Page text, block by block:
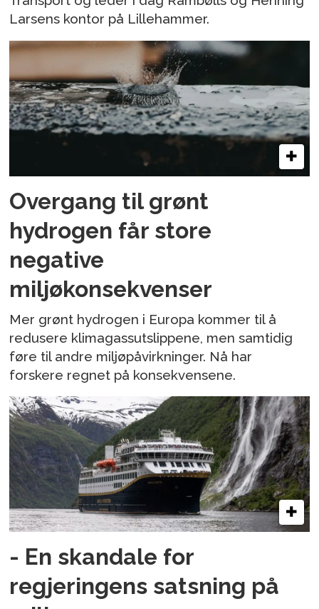
Larsens kontor på Lillehammer.
Overgang til grønt
hydrogen får store
negative
miljøkonsekvenser
Mer grønt hydrogen i Europa kommer til å
redusere klimagassutslippene, men samtidig
føre til andre miljøpåvirkninger. Nå har
forskere regnet på konsekvensene.
- En skandale for
regjeringens satsning på